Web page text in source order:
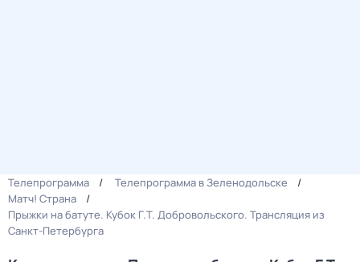
Телепрограмма
Телепрограмма в Зеленодольске
Матч! Страна
Прыжки на батуте. Кубок Г.Т. Добровольского. Трансляция из
Санкт-Петербурга